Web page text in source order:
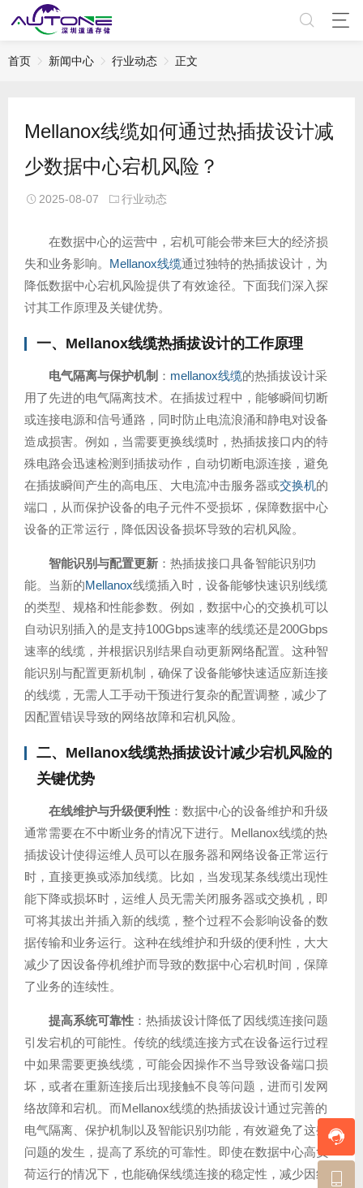
首页 新闻中心 行业动态 正文
Mellanox线缆如何通过热插拔设计减
少数据中心宕机风险？
2025-08-07 行业动态
在数据中心的运营中，宕机可能会带来巨大的经济损
失和业务影响。 Mellanox线缆通过独特的热插拔设计，为
降低数据中心宕机风险提供了有效途径。下面我们深入探
讨其工作原理及关键优势。
一、 Mellanox线缆热插拔设计的工作原理
电气隔离与保护机制 ： mellanox线缆的热插拔设计采
用了先进的电气隔离技术。在插拔过程中，能够瞬间切断
或连接电源和信号通路，同时防止电流浪涌和静电对设备
造成损害。例如，当需要更换线缆时，热插拔接口内的特
殊电路会迅速检测到插拔动作，自动切断电源连接，避免
在插拔瞬间产生的高电压、大电流冲击服务器或交换机的
端口，从而保护设备的电子元件不受损坏，保障数据中心
设备的正常运行，降低因设备损坏导致的宕机风险。
智能识别与配置更新 ：热插拔接口具备智能识别功
能。当新的Mellanox线缆插入时，设备能够快速识别线缆
的类型、规格和性能参数。例如，数据中心的交换机可以
自动识别插入的是支持100Gbps速率的线缆还是200Gbps
速率的线缆，并根据识别结果自动更新网络配置。这种智
能识别与配置更新机制，确保了设备能够快速适应新连接
的线缆，无需人工手动干预进行复杂的配置调整，减少了
因配置错误导致的网络故障和宕机风险。
二、Mellanox线缆热插拔设计减少宕机风险的
关键优势
在线维护与升级便利性 ：数据中心的设备维护和升级
通常需要在不中断业务的情况下进行。Mellanox线缆的热
插拔设计使得运维人员可以在服务器和网络设备正常运行
时，直接更换或添加线缆。比如，当发现某条线缆出现性
能下降或损坏时，运维人员无需关闭服务器或交换机，即
可将其拔出并插入新的线缆，整个过程不会影响设备的数
据传输和业务运行。这种在线维护和升级的便利性，大大
减少了因设备停机维护而导致的数据中心宕机时间，保障
了业务的连续性。
提高系统可靠性 ：热插拔设计降低了因线缆连接问题
引发宕机的可能性。传统的线缆连接方式在设备运行过程
中如果需要更换线缆，可能会因操作不当导致设备端口损
坏，或者在重新连接后出现接触不良等问题，进而引发网
络故障和宕机。而Mellanox线缆的热插拔设计通过完善的
电气隔离、保护机制以及智能识别功能，有效避免了这些
问题的发生，提高了系统的可靠性。即使在数据中心高负
荷运行的情况下，也能确保线缆连接的稳定性，减少因线